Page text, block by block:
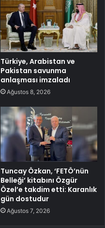
Türkiye, Arabistan ve
Pakistan savunma
anlaşması imzaladı
Ağustos 8, 2026
Tuncay Özkan, ‘FETÖ’nün
Belleği’ kitabını Özgür
Özel’e takdim etti: Karanlık
gün dostudur
Ağustos 7, 2026